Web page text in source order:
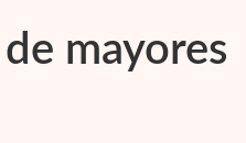
mayores